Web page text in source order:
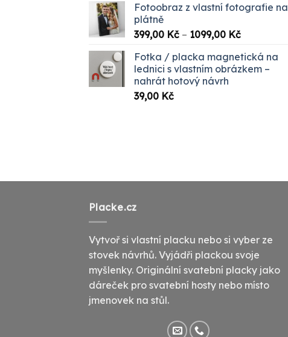
Fotoobraz z vlastní fotografie na
plátně
399,00 Kč – 1099,00 KčRozpětí
399,00 Kč
až
Fotka / placka magnetická na
lednici s vlastním obrázkem –
nahrát hotový návrh
39,00 Kč
Placke.cz
Vytvoř si vlastní placku nebo si vyber ze
stovek návrhů. Vyjádři plackou svoje
myšlenky. Originální svatební placky jako
dáreček pro svatební hosty nebo místo
jmenovek na stůl.